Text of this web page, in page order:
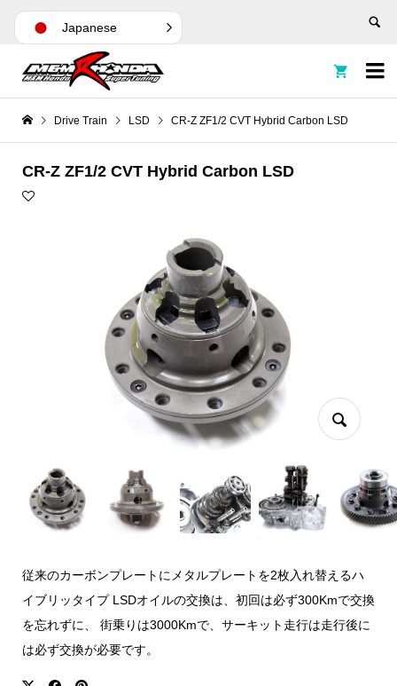


Drive Train LSD CR-Z ZF1/2 CVT Hybrid Carbon LSD
CR-Z ZF1/2 CVT Hybrid Carbon LSD
従来のカーボンプレートにメタルプレートを2枚入れ替えるハ
イブリッタイプ LSDオイルの交換は、初回は必ず300Kmで交換
を忘れずに、 街乗りは3000Kmで、サーキット走行は走行後に
は必ず交換が必要です。
Japanese